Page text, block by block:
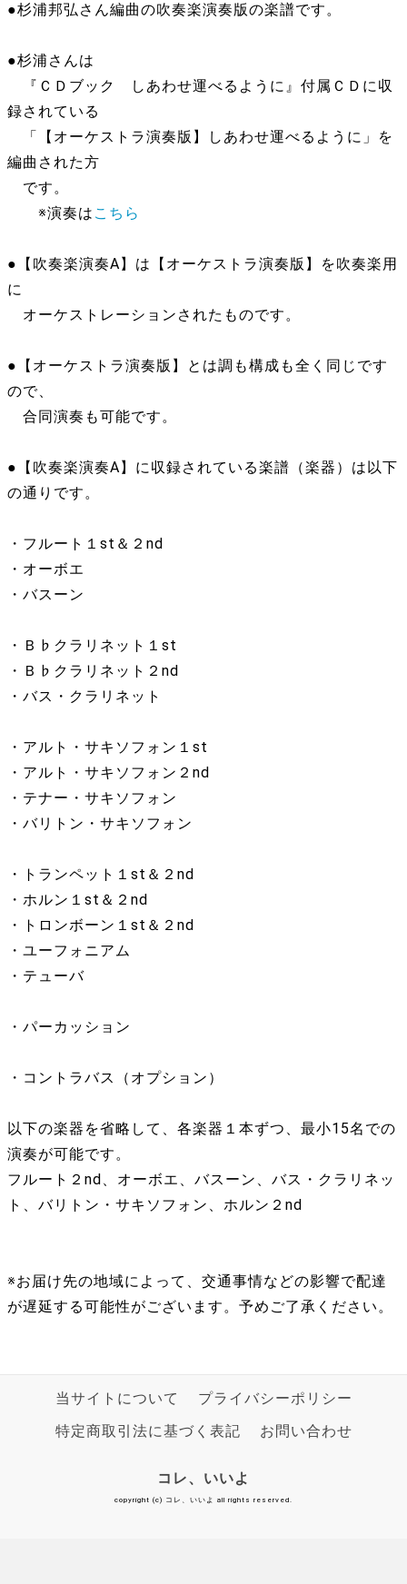
●杉浦邦弘さん編曲の吹奏楽演奏版の楽譜です。
●杉浦さんは
『ＣＤブック しあわせ運べるように』付属ＣＤに収
録されている
「【オーケストラ演奏版】しあわせ運べるように」を
編曲された方
です。
※演奏は こちら
●【吹奏楽演奏A】は【オーケストラ演奏版】を吹奏楽用
に
オーケストレーションされたものです。
●【オーケストラ演奏版】とは調も構成も全く同じです
ので、
合同演奏も可能です。
●【吹奏楽演奏A】に収録されている楽譜（楽器）は以下
の通りです。
・フルート１st＆２nd
・オーボエ
・バスーン
・Ｂ♭クラリネット１st
・Ｂ♭クラリネット２nd
・バス・クラリネット
・アルト・サキソフォン１st
・アルト・サキソフォン２nd
・テナー・サキソフォン
・バリトン・サキソフォン
・トランペット１st＆２nd
・ホルン１st＆２nd
・トロンボーン１st＆２nd
・ユーフォニアム
・テューバ
・パーカッション
・コントラバス（オプション）
以下の楽器を省略して、各楽器１本ずつ、最小15名での
演奏が可能です。
フルート２nd、オーボエ、バスーン、バス・クラリネッ
ト、バリトン・サキソフォン、ホルン２nd
※お届け先の地域によって、交通事情などの影響で配達
が遅延する可能性がございます。予めご了承ください。
当サイトについて
プライバシーポリシー
特定商取引法に基づく表記
お問い合わせ
コレ、いいよ
copyright (c) コレ、いいよ all rights reserved.